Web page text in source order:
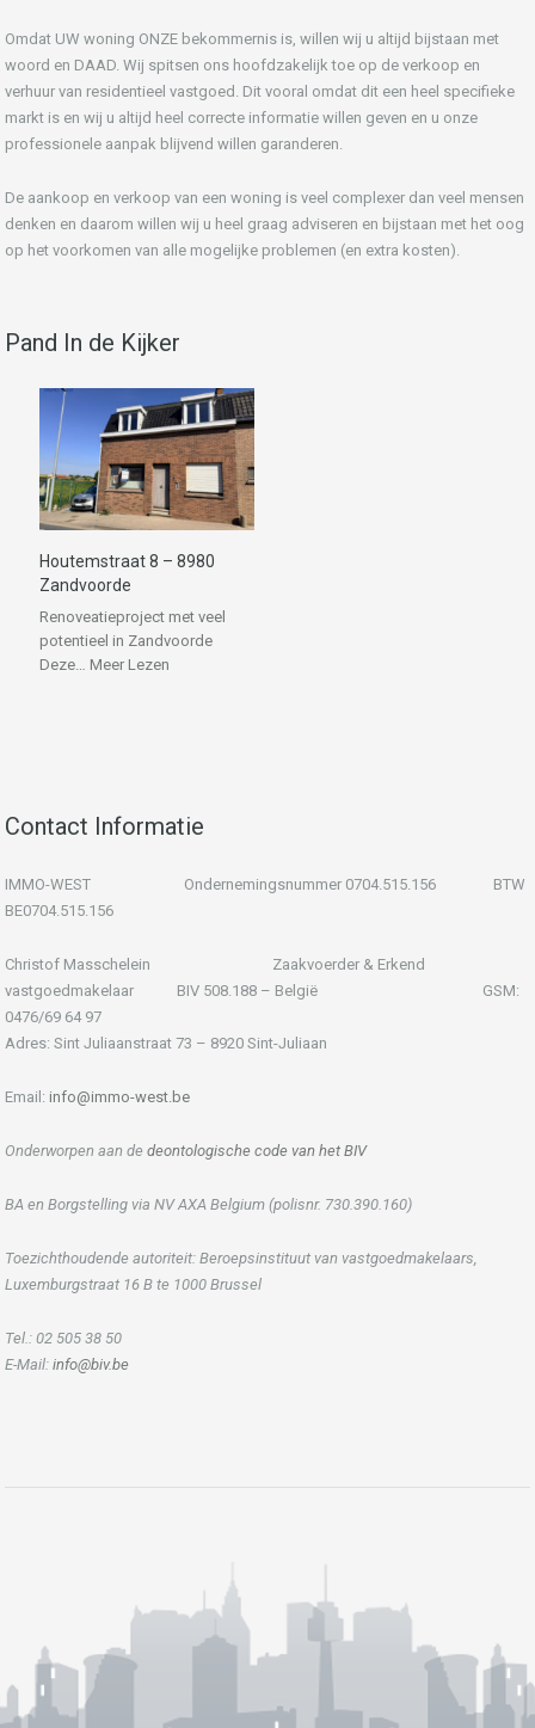
Omdat UW woning ONZE bekommernis is, willen wij u altijd bijstaan met
woord en DAAD. Wij spitsen ons hoofdzakelijk toe op de verkoop en
verhuur van residentieel vastgoed. Dit vooral omdat dit een heel specifieke
markt is en wij u altijd heel correcte informatie willen geven en u onze
professionele aanpak blijvend willen garanderen.
De aankoop en verkoop van een woning is veel complexer dan veel mensen
denken en daarom willen wij u heel graag adviseren en bijstaan met het oog
op het voorkomen van alle mogelijke problemen (en extra kosten).
Pand In de Kijker
Houtemstraat 8 – 8980
Zandvoorde
Renoveatieproject met veel
potentieel in Zandvoorde
Deze… Meer Lezen
Contact Informatie
IMMO-WEST Ondernemingsnummer 0704.515.156 BTW
BE0704.515.156
Christof Masschelein Zaakvoerder & Erkend
vastgoedmakelaar BIV 508.188 – België GSM:
0476/69 64 97
Adres: Sint Juliaanstraat 73 – 8920 Sint-Juliaan
Email: info@immo-west.be
Onderworpen aan de deontologische code van het BIV
BA en Borgstelling via NV AXA Belgium (polisnr. 730.390.160)
Toezichthoudende autoriteit: Beroepsinstituut van vastgoedmakelaars,
Luxemburgstraat 16 B te 1000 Brussel
Tel.: 02 505 38 50
E-Mail: info@biv.be